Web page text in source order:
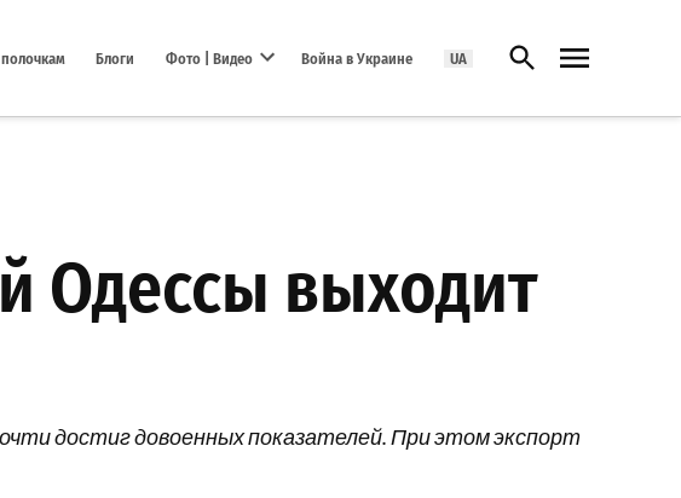
Блоги Фото | Видео Война в Украине UA Открыть поиск
Одессы выходит
достиг довоенных показателей. При этом экспорт